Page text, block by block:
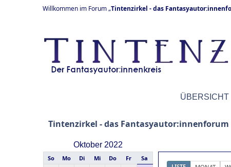
Willkommen im Forum „Tintenzirkel - das
ÜBERSICHT
Tintenzirkel - das Fantasyautor:innenforum
Oktober 2022
So Mo Di Mi Do Fr Sa